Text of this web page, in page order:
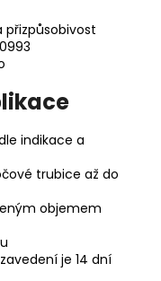
přizpůsobivost
indikace a
trubice až do
objemem
je 14 dní